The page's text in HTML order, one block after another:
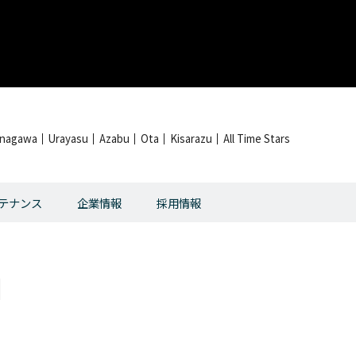
Urayasu Azabu Ota Kisarazu All Time Stars
ナンス 企業情報 採用情報